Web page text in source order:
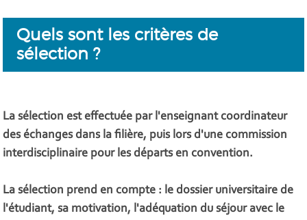
Quels sont les critères de
sélection ?
La sélection est effectuée par l'enseignant coordinateur
des échanges dans la filière, puis lors d'une commission
interdisciplinaire pour les départs en convention.
La sélection prend en compte : le dossier universitaire de
l'étudiant, sa motivation, l'adéquation du séjour avec le